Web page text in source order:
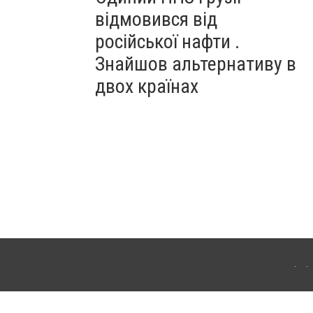
відмовився від
російської нафти .
Знайшов альтернативу в
двох країнах